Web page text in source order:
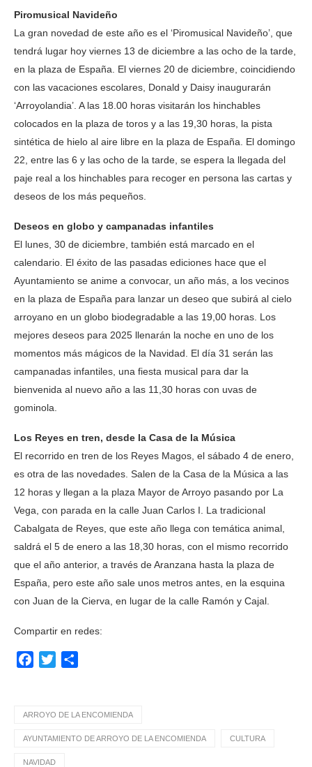
Piromusical Navideño
La gran novedad de este año es el ‘Piromusical Navideño’, que
tendrá lugar hoy viernes 13 de diciembre a las ocho de la tarde,
en la plaza de España. El viernes 20 de diciembre, coincidiendo
con las vacaciones escolares, Donald y Daisy inaugurarán
‘Arroyolandia’. A las 18.00 horas visitarán los hinchables
colocados en la plaza de toros y a las 19,30 horas, la pista
sintética de hielo al aire libre en la plaza de España. El domingo
22, entre las 6 y las ocho de la tarde, se espera la llegada del
paje real a los hinchables para recoger en persona las cartas y
deseos de los más pequeños.
Deseos en globo y campanadas infantiles
El lunes, 30 de diciembre, también está marcado en el
calendario. El éxito de las pasadas ediciones hace que el
Ayuntamiento se anime a convocar, un año más, a los vecinos
en la plaza de España para lanzar un deseo que subirá al cielo
arroyano en un globo biodegradable a las 19,00 horas. Los
mejores deseos para 2025 llenarán la noche en uno de los
momentos más mágicos de la Navidad. El día 31 serán las
campanadas infantiles, una fiesta musical para dar la
bienvenida al nuevo año a las 11,30 horas con uvas de
gominola.
Los Reyes en tren, desde la Casa de la Música
El recorrido en tren de los Reyes Magos, el sábado 4 de enero,
es otra de las novedades. Salen de la Casa de la Música a las
12 horas y llegan a la plaza Mayor de Arroyo pasando por La
Vega, con parada en la calle Juan Carlos I. La tradicional
Cabalgata de Reyes, que este año llega con temática animal,
saldrá el 5 de enero a las 18,30 horas, con el mismo recorrido
que el año anterior, a través de Aranzana hasta la plaza de
España, pero este año sale unos metros antes, en la esquina
con Juan de la Cierva, en lugar de la calle Ramón y Cajal.
Compartir en redes:
Facebook
Twitter
ARROYO DE LA ENCOMIENDA
AYUNTAMIENTO DE ARROYO DE LA ENCOMIENDA CULTURA
NAVIDAD